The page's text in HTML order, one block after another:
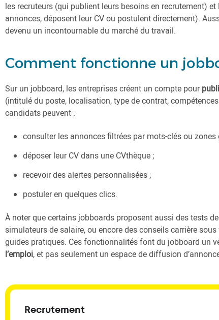
les recruteurs (qui publient leurs besoins en recrutement)
annonces, déposent leur CV ou postulent directement).
devenu un incontournable du marché du travail.
Comment fonctionne un
Sur un jobboard, les entreprises créent un compte pour
(intitulé du poste, localisation, type de contrat,
candidats peuvent :
consulter les annonces filtrées par mots-clés ou zones
déposer leur CV dans une CVthèque ;
recevoir des alertes personnalisées ;
postuler en quelques clics.
À noter que certains jobboards proposent aussi des tests
simulateurs de salaire, ou encore des conseils carrière
guides pratiques. Ces fonctionnalités font du jobboard un
l’emploi, et pas seulement un espace de diffusion
Recrutement